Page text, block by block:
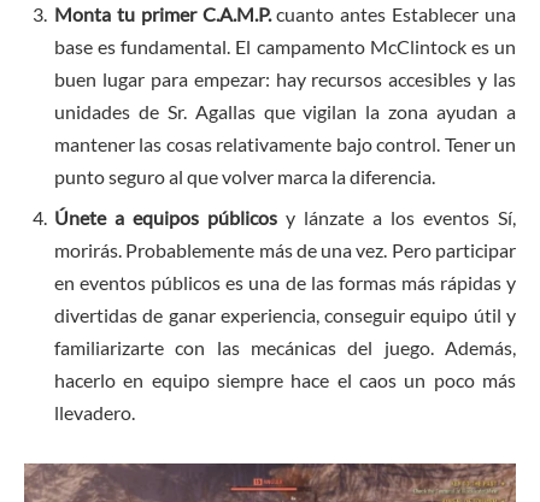
Monta tu primer C.A.M.P.cuanto antes Establecer una
base es fundamental. El campamento McClintock es un
buen lugar para empezar: hay recursos accesibles y las
unidades de Sr. Agallas que vigilan la zona ayudan a
mantener las cosas relativamente bajo control. Tener un
punto seguro al que volver marca la diferencia.
Únete a equipos públicos y lánzate a los eventos Sí,
morirás. Probablemente más de una vez. Pero participar
en eventos públicos es una de las formas más rápidas y
divertidas de ganar experiencia, conseguir equipo útil y
familiarizarte con las mecánicas del juego. Además,
hacerlo en equipo siempre hace el caos un poco más
llevadero.